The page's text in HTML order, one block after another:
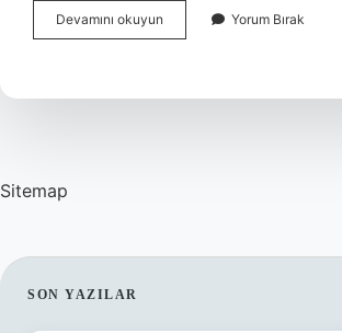
Devamını okuyun
Dolar
Kore
Yorum Bırak
Sitemap
SIDEBAR
SON YAZILAR